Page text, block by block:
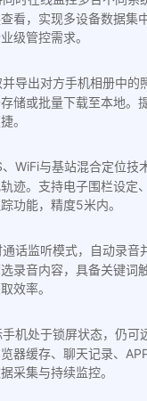
看，实现多设备数据集
级管控需求。
导出对方手机相册中的
储或批量下载至本地。
。
、WiFi与基站混合定位技
迹。支持电子围栏设定
功能，精度5米内。
话监听模式，自动录音
录音内容，具备关键词
效率。
手机处于锁屏状态，仍可
器缓存、聊天记录、
采集与持续监控。